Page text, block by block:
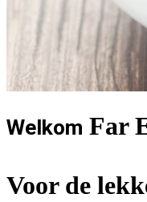
Welkom Far
Voor de